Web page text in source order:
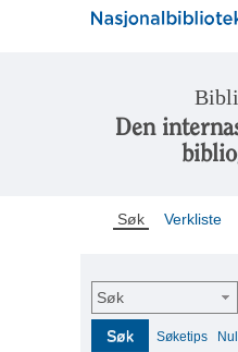
Den
Søk Verkliste
Søk
Søk Søketips